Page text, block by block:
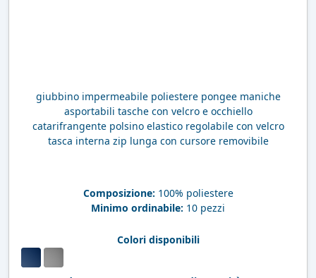
giubbino impermeabile poliestere pongee maniche
asportabili tasche con velcro e occhiello
catarifrangente polsino elastico regolabile con velcro
tasca interna zip lunga con cursore removibile
Composizione: 100% poliestere
Minimo ordinabile: 10 pezzi
Colori disponibili